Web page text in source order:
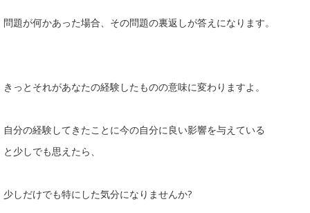
問題が何かあった場合、その問題の裏返しが答えになります。
きっとそれがあなたの経験したものの意味に変わりますよ。
自分の経験してきたことに今の自分に良い影響を与えている
と少しでも思えたら、
少しだけでも特にした気分になりませんか?